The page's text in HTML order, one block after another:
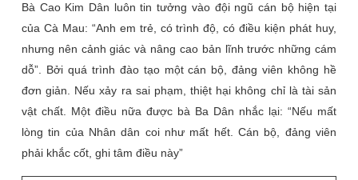
Bà Cao Kim Dân luôn tin tưởng vào đội ngũ cán bộ hiện tại
của Cà Mau: “Anh em trẻ, có trình độ, có điều kiện phát huy,
nhưng nên cảnh giác và nâng cao bản lĩnh trước những cám
dỗ”. Bởi quá trình đào tạo một cán bộ, đảng viên không hề
đơn giản. Nếu xảy ra sai phạm, thiệt hại không chỉ là tài sản
vật chất. Một điều nữa được bà Ba Dân nhắc lại: “Nếu mất
lòng tin của Nhân dân coi như mất hết. Cán bộ, đảng viên
phải khắc cốt, ghi tâm điều này”